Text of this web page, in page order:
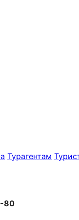
Турагентам
80